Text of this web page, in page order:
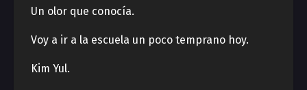
Un olor que conocía.
Voy a ir a la escuela un poco temprano hoy.
Kim Yul.